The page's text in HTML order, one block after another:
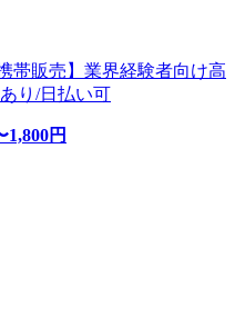
帯販売】業界経験者向け高
り/日払い可
1,800円